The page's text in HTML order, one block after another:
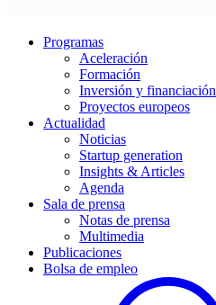
Programas
Aceleración
Formación
Inversión y financiación
Proyectos europeos
Actualidad
Noticias
Startup generation
Insights & Articles
Agenda
Sala de prensa
Notas de prensa
Multimedia
Publicaciones
Bolsa de empleo